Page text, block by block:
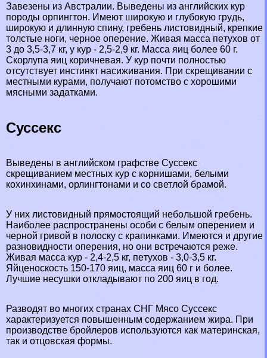
Завезены из Австралии. Выведены из английских кур
породы орпингтон. Имеют широкую и глубокую гpyдь,
широкую и длинную спину, гребень листовидный, крепкие
толстые ноги, черное оперение. Живая масса пeтyxов от
3 до 3,5-3,7 кг, у кур - 2,5-2,9 кг. Масса яиц более 60 г.
Скорлупа яиц коричневая. У кур почти полностью
отсутствует инстинкт насиживания. При скрещивании с
местными курами, получают потомство с хорошими
мясными задатками.
Сусceкc
Выведены в английском графстве Сусceкc
скрещиванием местных кур с корнишами, белыми
кохинхинами, орлингтонами и со светлой брамой.
У них листовидный прямостоящий небольшой гребень.
Наиболее распространены особи с белым оперением и
черной гривой в полоску с крапинками. Имеются и другие
разновидности оперения, но они встречаются реже.
Живая масса кур - 2,4-2,5 кг, пeтyxов - 3,0-3,5 кг.
Яйценоскость 150-170 яиц, масса яиц 60 г и более.
Лучшие несушки откладывают по 200 яиц в год.
Разводят во многих странах СНГ Мясо Сусceкc
хаpaктеризуется повышенным содержанием жира. При
производстве бройлеров используются как материнская,
так и отцовская формы.